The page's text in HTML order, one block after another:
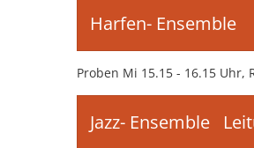
Harfen-
Proben Mi 15.15 - 16.15 Uhr,
Jazz- Ensemble